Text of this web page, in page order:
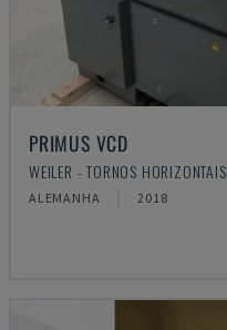
PRIMUS VCD
WEILER - TORNOS HORIZONTAIS
ALEMANHA 2018